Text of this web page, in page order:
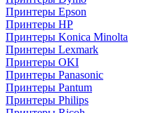
Принтеры Epson
Принтеры HP
Принтеры Konica Minolta
Принтеры Lexmark
Принтеры OKI
Принтеры Panasonic
Принтеры Pantum
Принтеры Philips